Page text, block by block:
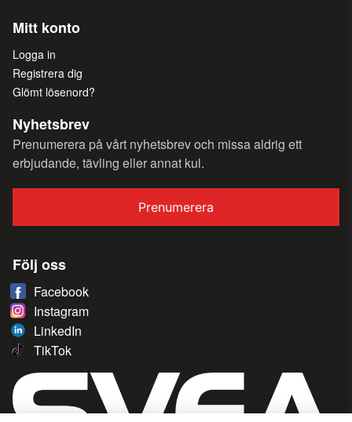
Mitt konto
Logga in
Registrera dig
Glömt lösenord?
Nyhetsbrev
Prenumerera på vårt nyhetsbrev och missa aldrig ett
erbjudande, tävling eller annat kul.
Prenumerera
Följ oss
Facebook
Instagram
LinkedIn
TikTok